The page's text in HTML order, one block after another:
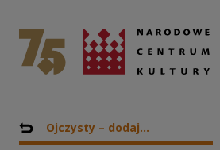
PODŁY |
National Centre for Culture Poland
Nawigacja
Back to: Projekty
Ojczysty – dodaj...